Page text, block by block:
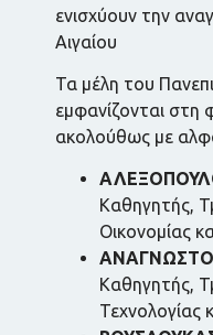
ενισχύουν την
Αιγαίου
Τα μέλη του
εμφανίζονται στη
ακολούθως με
Καθηγητής,
Οικονομίας
Καθηγητής,
Τεχνολογίας